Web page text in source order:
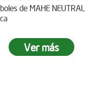
de MAHE
Ver más